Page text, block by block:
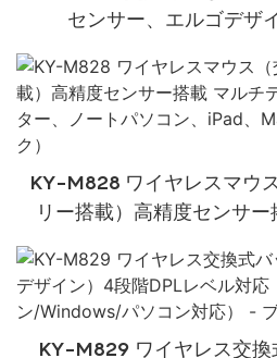
センサー、エルゴデザ
プ/Windows/コンピュータ
をサポー
KY-M828 ワイヤレスマウ
リー搭載）高精度センサー
MacBook対応（
KY-M829 ワイヤレス交換